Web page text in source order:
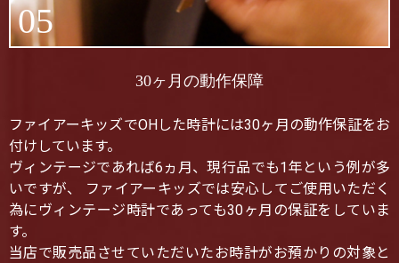
05
30ヶ月の動作保障
ファイアーキッズでOHした時計には30ヶ月の動作保証をお
付けしています。
ヴィンテージであれば6ヵ月、現行品でも1年という例が多
いですが、 ファイアーキッズでは安心してご使用いただく
為にヴィンテージ時計であっても30ヶ月の保証をしていま
す。
当店で販売品させていただいたお時計がお預かりの対象と